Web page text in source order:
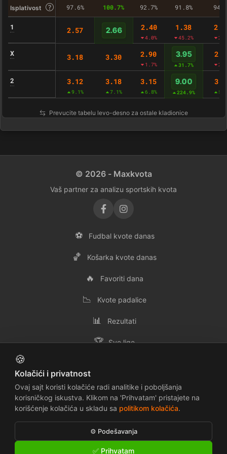
Isplativost 97.6% 100.7% 92.7% 91.8%
1 2.57 2.66 2.40
4.0%
1.38
45.2%
X 3.18 3.30 2.90
1.7%
3.95
31.7%
2 3.12
9.1%
3.18
7.1%
3.15
6.8%
9.00
224.9%
Prevucite tabelu levo-desno za ostale kladionice
© 2026 - Maxkvota
Vaš partner za analizu sportskih kvota
⚽ Fudbal kvote danas
🏀 Košarka kvote danas
🔥 Favoriti dana
📉 Kvote padalice
📊 Rezultati
🏆 Sve lige
✉️ Kontakt
📜 Uslovi korišćenja 🔒
🍪 Politika kolačića ⚠️ Odricanje odgovornosti
🍪
Kolačići i privatnost
Ovaj sajt koristi kolačiće radi analitike i poboljšanja
korisničkog iskustva. Klikom na 'Prihvatam' pristajete na
korišćenje kolačića u skladu sa politikom kolačića.
⚙️ Podešavanja
✅ Prihvatam